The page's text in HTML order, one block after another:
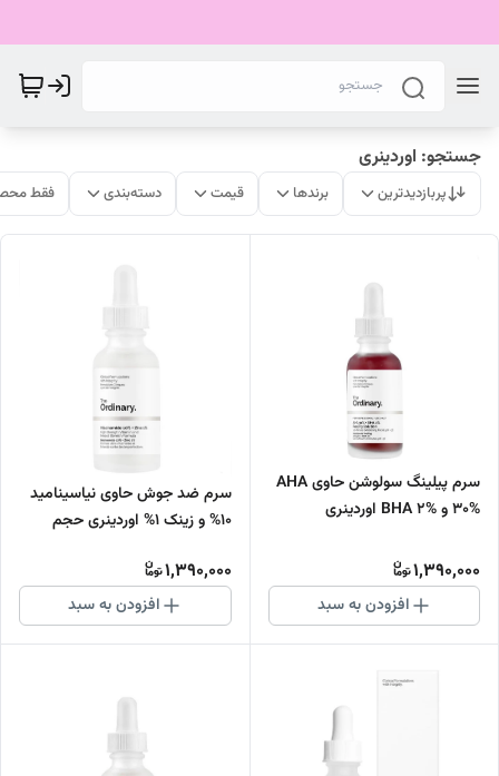
جستجو: اوردینری
پربازدیدترین برندها قیمت دسته‌بندی فقط
سرم پیلینگ سولوشن حاوی AHA
30% و BHA 2% اوردینری
1,390,000
افزودن به سبد
سرم ضد جوش حاوی نیاسینامید
10% و زینک 1% اوردینری حجم
1,390,000
افزودن به سبد